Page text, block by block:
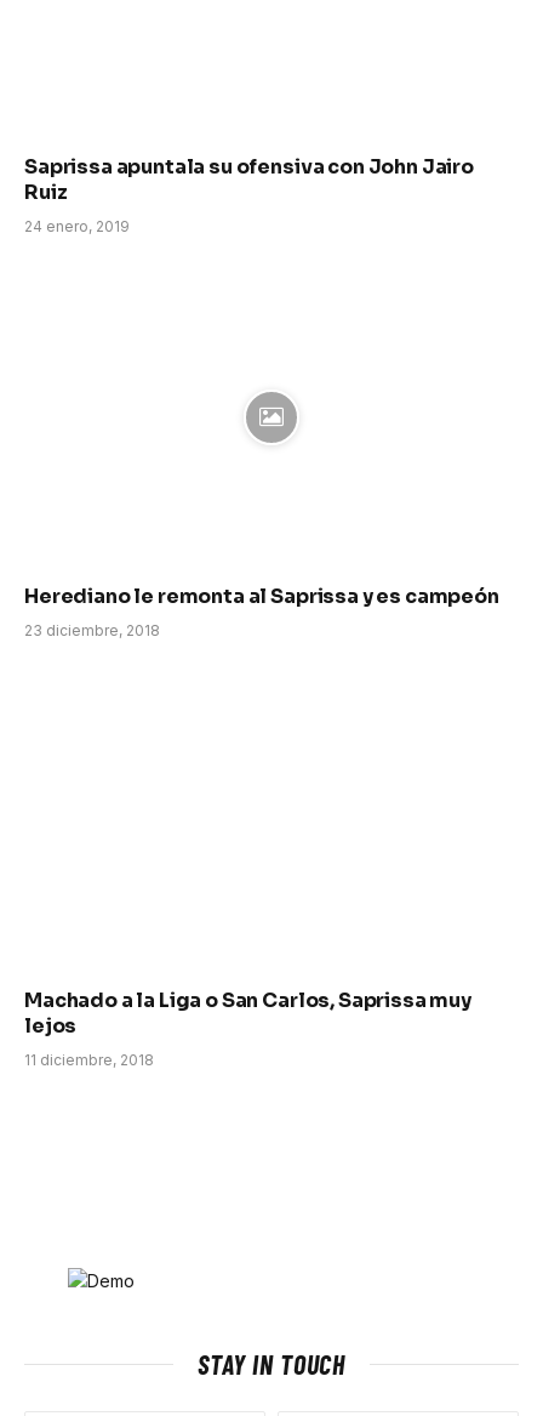
Saprissa apuntala su ofensiva con John Jairo
Ruiz
24 enero, 2019
Herediano le remonta al Saprissa y es campeón
23 diciembre, 2018
Machado a la Liga o San Carlos, Saprissa muy
lejos
11 diciembre, 2018
STAY IN TOUCH